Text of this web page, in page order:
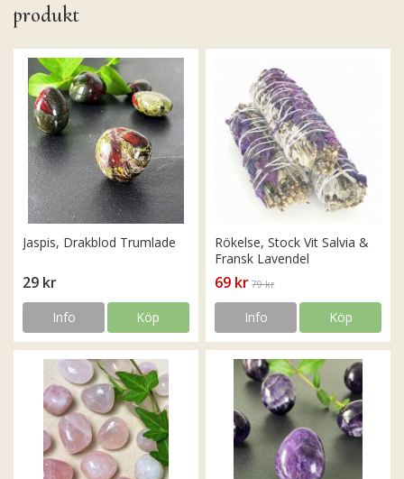
produkt
Jaspis, Drakblod Trumlade
29 kr
Info Köp
Rökelse, Stock Vit Salvia &
Fransk Lavendel
69 kr 79 kr
Info Köp